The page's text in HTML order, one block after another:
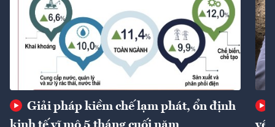
Giải pháp kiềm chế lạm phát, ổn định